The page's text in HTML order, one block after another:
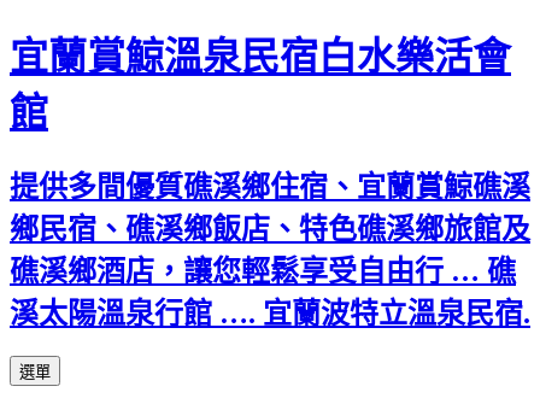
宜蘭賞鯨溫泉民宿白水樂活會
館
提供多間優質礁溪鄉住宿、宜蘭賞鯨礁溪
鄉民宿、礁溪鄉飯店、特色礁溪鄉旅館及
礁溪鄉酒店，讓您輕鬆享受自由行 … 礁
溪太陽溫泉行館 …. 宜蘭波特立溫泉民宿.
選單